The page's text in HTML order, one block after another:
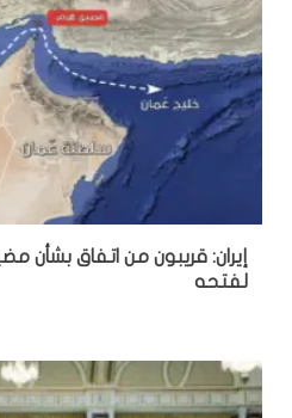
إيران: قريبون من اتفاق بشأن
لفتحه